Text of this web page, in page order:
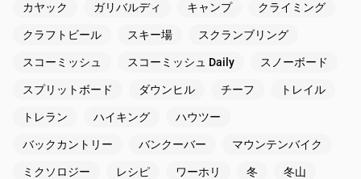
カヤック ガリバルディ キャンプ クライミング
クラフトビール スキー場 スクランブリング
スコーミッシュ スコーミッシュ Daily スノーボード
スプリットボード ダウンヒル チーフ トレイル
トレラン ハイキング ハウツー
バックカントリー バンクーバー マウンテンバイク
ミクソロジー レシピ ワーホリ 冬 冬山